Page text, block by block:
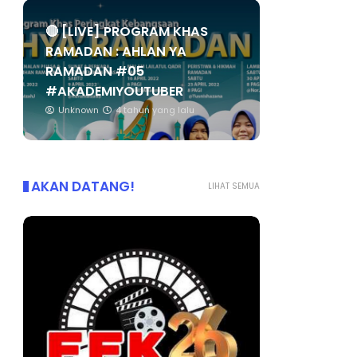
🔴 [LIVE] PROGRAM KHAS
RAMADAN : AHLAN YA
RAMADAN #05
#AKADEMIYOUTUBER
Unknown 4 tahun yang lalu
LIHAT SEMUA
AKAN DATANG!